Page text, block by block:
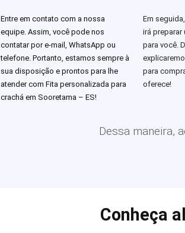
Entre em contato com a nossa
equipe. Assim, você pode nos
contatar por e-mail, WhatsApp ou
telefone. Portanto, estamos sempre à
sua disposição e prontos para lhe
atender com Fita personalizada para
crachá em Sooretama – ES!
Em
irá preparar
para você.
para
oferece!
Dessa maneira,
Conheça